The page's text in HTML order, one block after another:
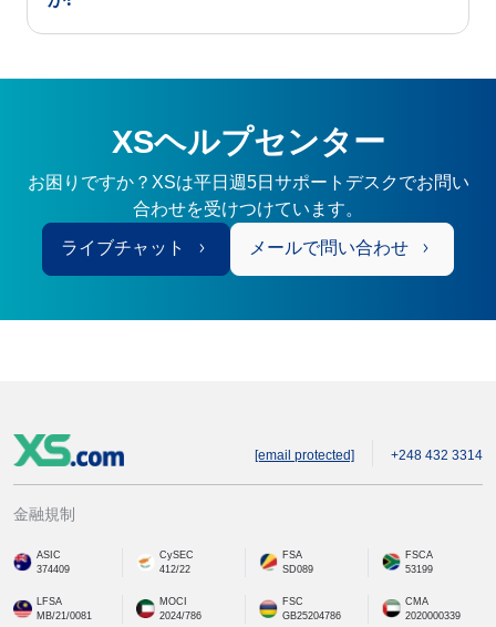
XSヘルプセンター
お困りですか？XSは平日週5日サポートデスクでお問い
合わせを受けつけています。
ライブチャット メールで問い合わせ
[email protected] +248 432 3314
金融規制
ASIC
374409
CySEC
412/22
FSA
SD089
FSCA
53199
LFSA
MB/21/0081
MOCI
2024/786
FSC
GB25204786
CMA
2020000339